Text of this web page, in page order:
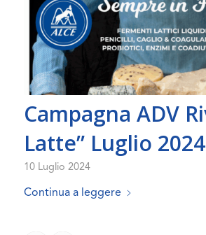
Campagna ADV
Latte” Luglio 2024
10 Luglio 2024
Continua a leggere